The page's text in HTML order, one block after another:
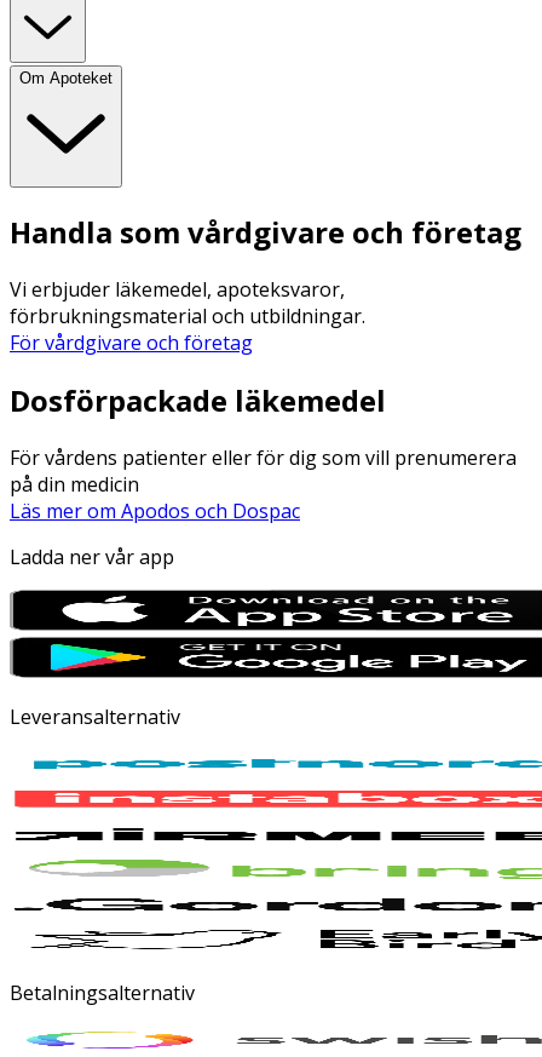
Om Apoteket
Handla som vårdgivare och företag
Vi erbjuder läkemedel, apoteksvaror,
förbrukningsmaterial och utbildningar.
För vårdgivare och företag
Dosförpackade läkemedel
För vårdens patienter eller för dig som vill prenumerera
på din medicin
Läs mer om Apodos och Dospac
Ladda ner vår app
Leveransalternativ
Betalningsalternativ